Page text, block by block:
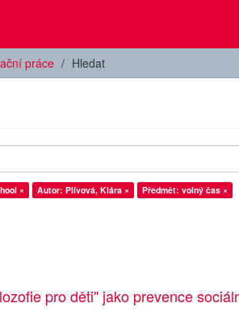
práce Hledat
× Autor: Plívová, Klára ×
Předmět: volný čas ×
pro děti" jako prevence